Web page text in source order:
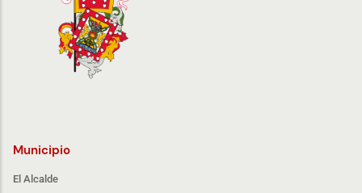
Municipio
El Alcalde